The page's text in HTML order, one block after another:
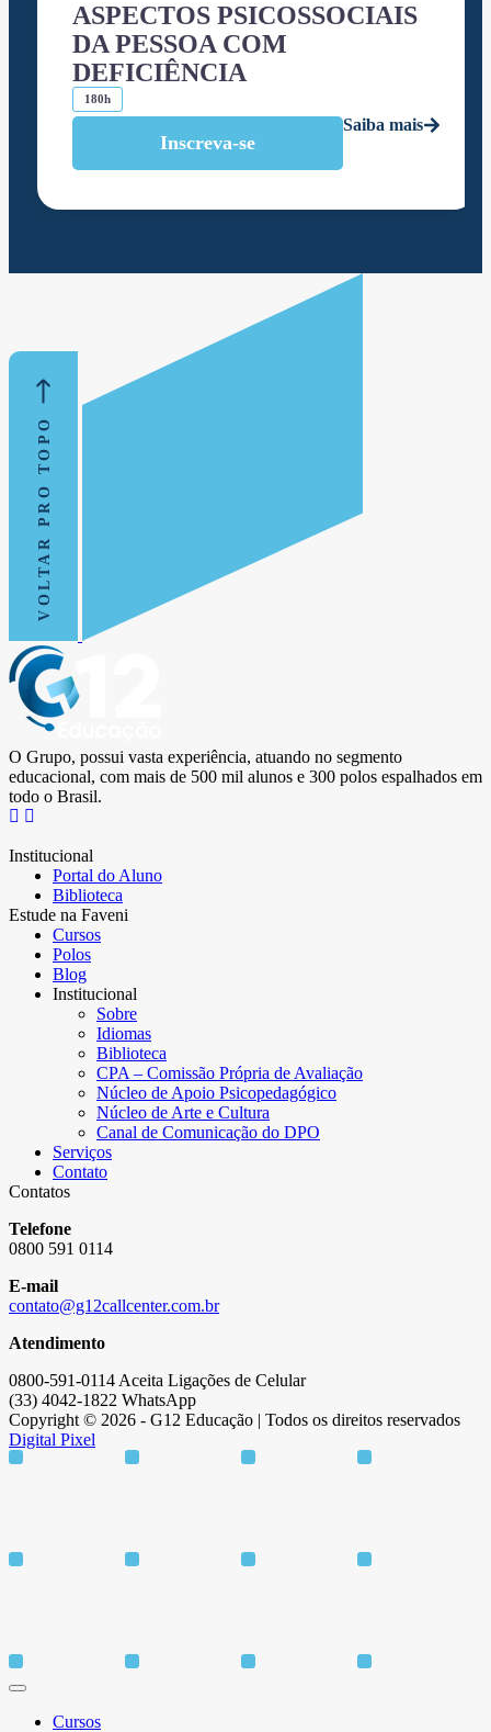
ASPECTOS PSICOSSOCIAIS
DA PESSOA COM
DEFICIÊNCIA
180h
Inscreva-se
Saiba mais
VOLTAR PRO TOPO
O Grupo, possui vasta experiência, atuando no segmento
educacional, com mais de 500 mil alunos e 300 polos espalhados em
todo o Brasil.
Institucional
Portal do Aluno
Biblioteca
Estude na Faveni
Cursos
Polos
Blog
Institucional
Sobre
Idiomas
Biblioteca
CPA – Comissão Própria de Avaliação
Núcleo de Apoio Psicopedagógico
Núcleo de Arte e Cultura
Canal de Comunicação do DPO
Serviços
Contato
Contatos
Telefone
0800 591 0114
E-mail
contato@g12callcenter.com.br
Atendimento
0800-591-0114 Aceita Ligações de Celular
(33) 4042-1822 WhatsApp
Copyright © 2026 - G12 Educação | Todos os direitos reservados
Digital Pixel
Cursos